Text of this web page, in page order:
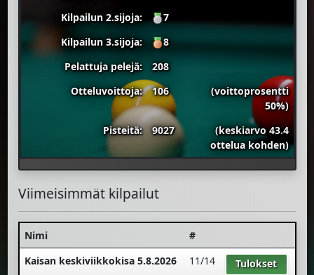
Kilpailun 2.sijoja:
7
Kilpailun 3.sijoja:
8
Pelattuja pelejä:
208
Otteluvoittoja:
106
(voittoprosentti
50%)
Pisteitä:
9027
(keskiarvo 43.4
ottelua kohden)
Viimeisimmät kilpailut
Nimi
#
Kaisan keskiviikkokisa 5.8.2026
11/14 Tulokset